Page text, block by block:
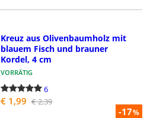
-17%
Kreuz aus Olivenbaumholz mit
blauem Fisch und brauner
Kordel, 4 cm
VORRÄTIG
6
€ 1,99 € 2,39